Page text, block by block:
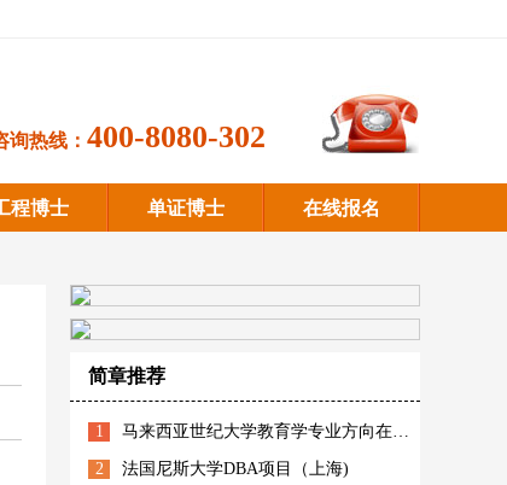
询热线： 400-8080-302
程博士 单证博士 在线报名
简章推荐
1 马来西亚世纪大学教育学专业方向在职博士招生简章
2 法国尼斯大学DBA项目（上海)